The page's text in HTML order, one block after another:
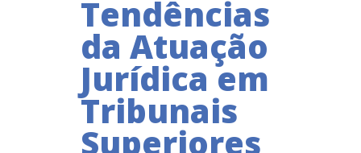
Tendências
da Atuação
Jurídica em
Tribunais
Superiores